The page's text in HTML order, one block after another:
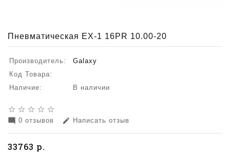
Пневматическая EX-1 16PR 10.00-20
Производитель:
Galaxy
Код Товара:
Наличие:
В наличии
star_border star_border star_border star_border star_border
mode_comment 0 отзывов edit Написать отзыв
33763 р.